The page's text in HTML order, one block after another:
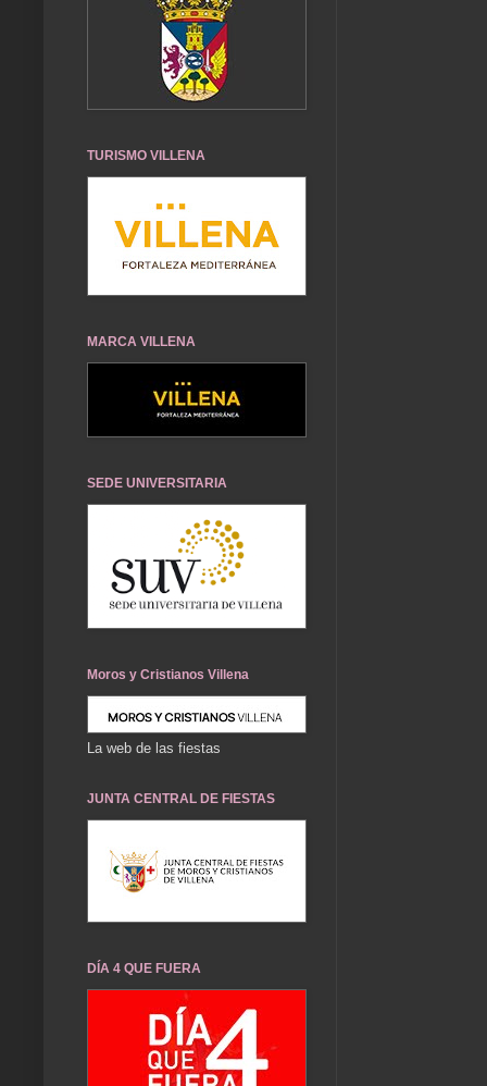
TURISMO VILLENA
MARCA VILLENA
SEDE UNIVERSITARIA
Moros y Cristianos Villena
La web de las fiestas
JUNTA CENTRAL DE FIESTAS
DÍA 4 QUE FUERA